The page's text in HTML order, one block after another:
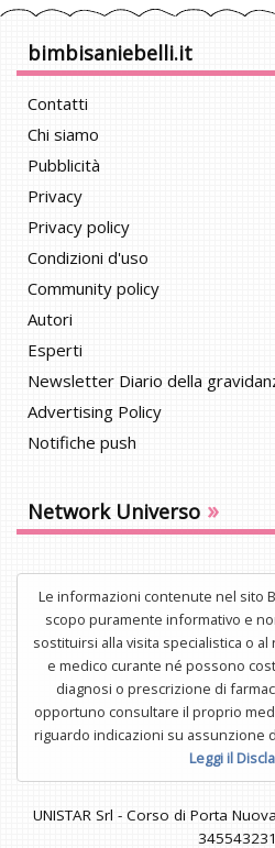
bimbisaniebelli.it
Contatti
Chi siamo
Pubblicità
Privacy
Privacy policy
Condizioni d'uso
Community policy
Autori
Esperti
Newsletter Diario della
Advertising Policy
Notifiche push
Network Universo »
Le informazioni contenute nel sito
scopo puramente informativo e
sostituirsi alla visita specialistica o
e medico curante né possono
diagnosi o prescrizione di
opportuno consultare il proprio
riguardo indicazioni su assunzione
Leggi il
UNISTAR Srl - Corso di Porta